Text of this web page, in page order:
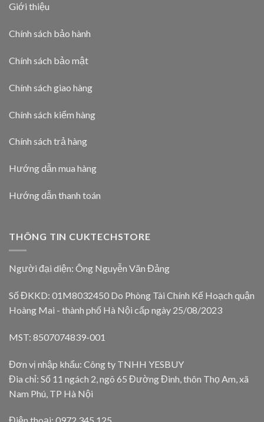
Giới thiệu
Chính sách bảo hành
Chính sách bảo mật
Chính sách giao hàng
Chính sách kiểm hàng
Chính sách trả hàng
Hướng dẫn mua hàng
Hướng dẫn thanh toán
THÔNG TIN CUKTECHSTORE
Người đại diện: Ông Nguyễn Văn Đảng
Số ĐKKD: 01M8032450 Do Phòng Tài Chính Kế Hoạch quận
Hoàng Mai - thành phố Hà Nội cấp ngày 25/08/2023
MST: 8507074839-001
Đơn vị nhập khẩu: Công ty TNHH YESBUY
Đia chỉ: Số 11 ngách 2, ngõ 65 Đường Đình, thôn Thọ Am, xã
Nam Phú, TP Hà Nội